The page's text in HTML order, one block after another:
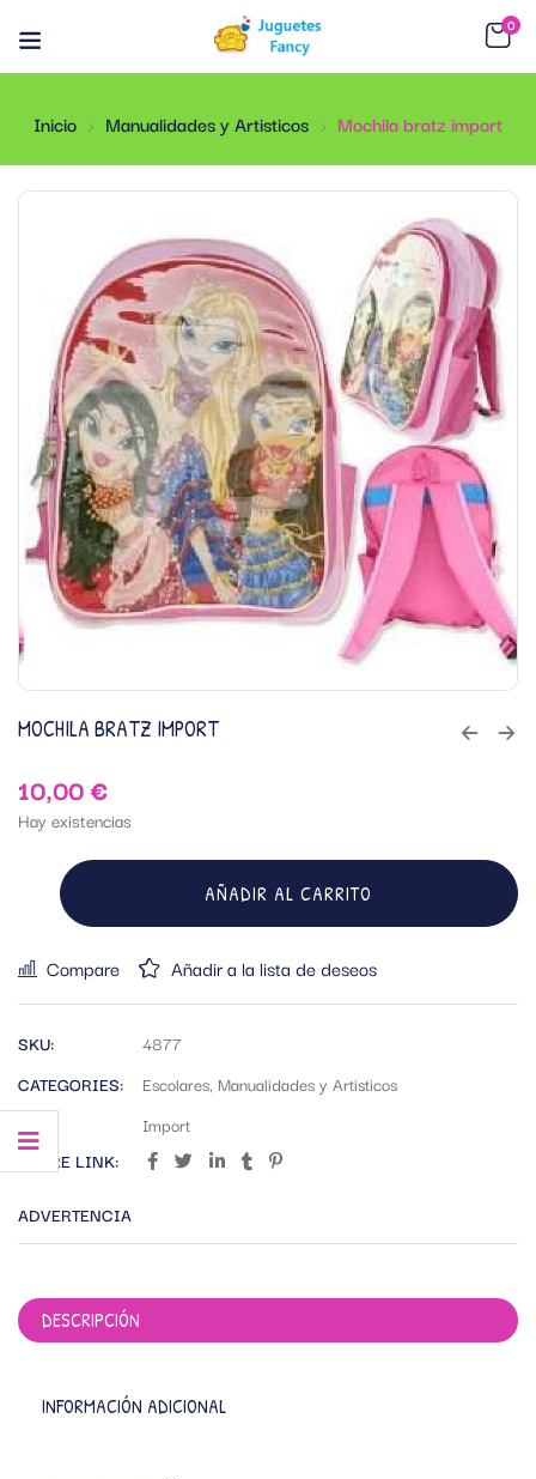
0
Inicio Manualidades y Artisticos Mochila bratz import
MOCHILA BRATZ IMPORT
10,00€
Hay existencias
AÑADIR AL CARRITO
Compare Añadir a la lista de deseos
SKU:
4877
CATEGORIES:
Escolares, Manualidades y Artisticos
Import
SHARE LINK:
ADVERTENCIA
DESCRIPCIÓN
INFORMACIÓN ADICIONAL